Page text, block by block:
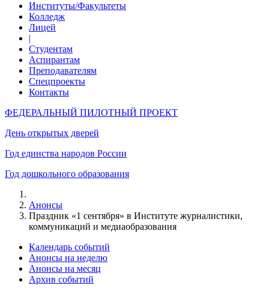
Институты/Факультеты
Колледж
Лицей
|
Студентам
Аспирантам
Преподавателям
Спецпроекты
Контакты
ФЕДЕРАЛЬНЫЙ ПИЛОТНЫЙ ПРОЕКТ
День открытых дверей
Год единства народов России
Год дошкольного образования
Анонсы
Праздник «1 сентября» в Институте журналистики,
коммуникаций и медиаобразования
Календарь событий
Анонсы на неделю
Анонсы на месяц
Архив событий